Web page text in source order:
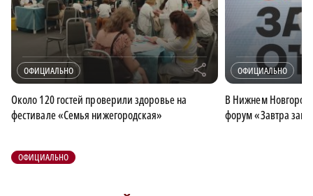
ОФИЦИАЛЬНО r
Около 120 гостей проверили здоровье на
фестивале «Семья нижегородская»
ОФИЦИАЛЬНО
В Нижнем
форум «Завтра
ОФИЦИАЛЬНО